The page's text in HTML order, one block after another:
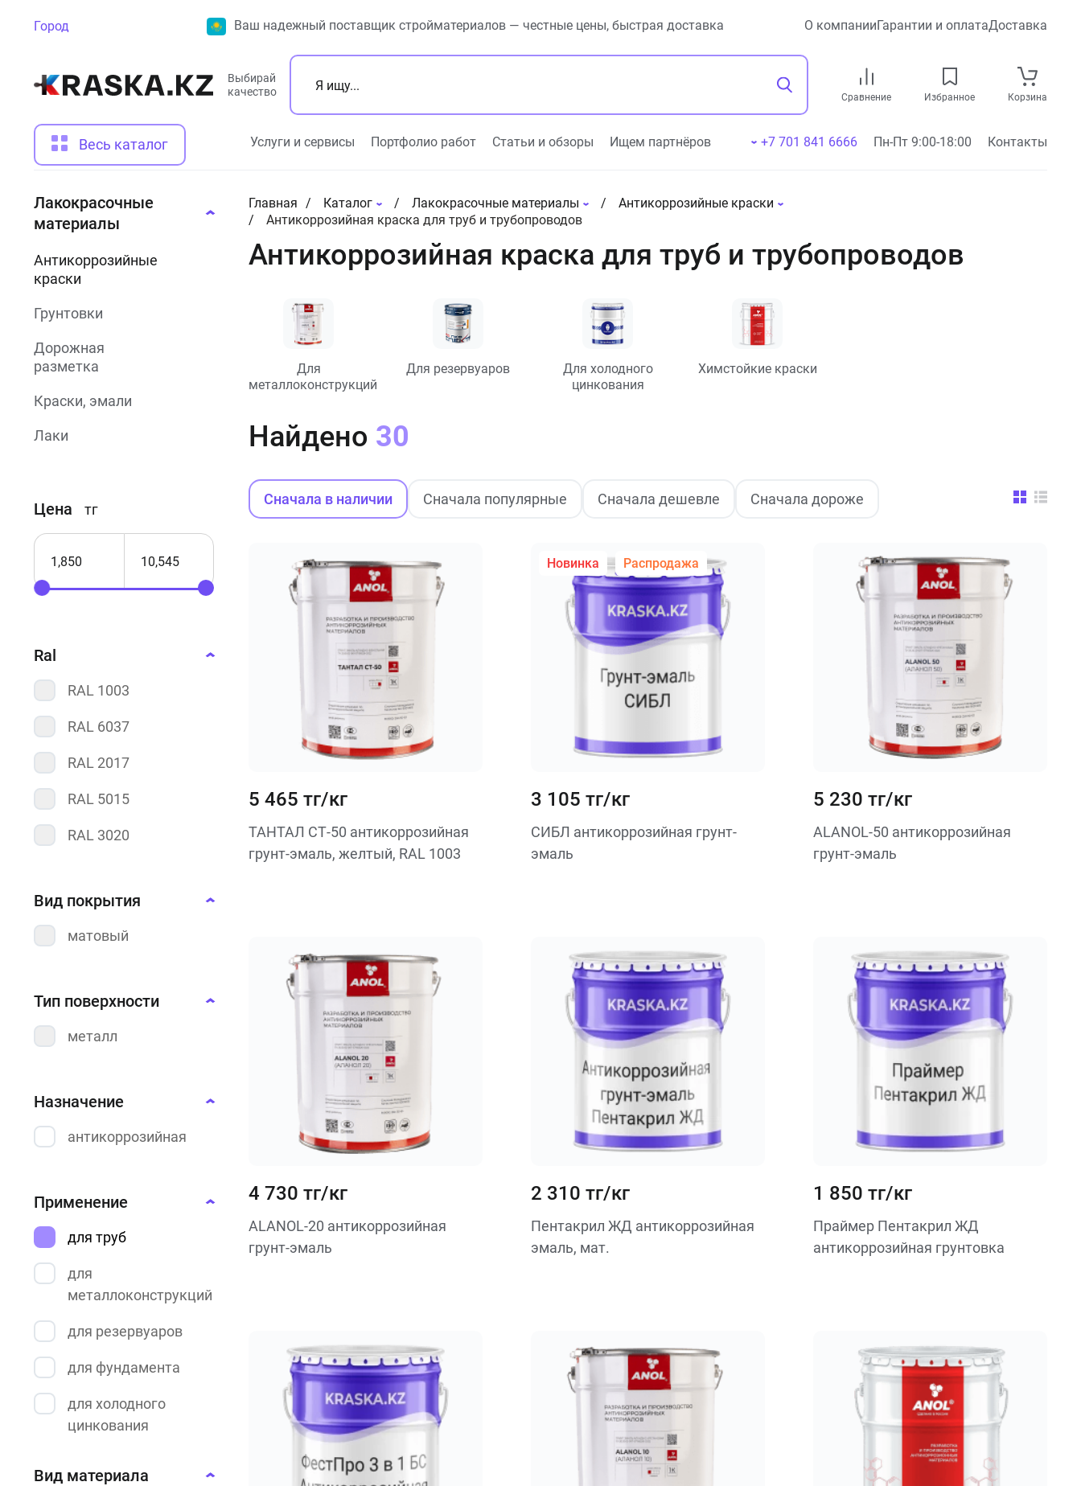
Город Ваш надежный поставщик стройматериалов — честные цены, быстрая доставка О компанииГарантии и оплатаДоставка
Выбирай
качество
Сравнение Избранное Корзина
Весь каталог Услуги и сервисы Портфолио работ Статьи и обзоры Ищем партнёров +7 701 841 6666 Пн-Пт 9:00-18:00 Контакты
Лакокрасочные
материалы
Антикоррозийные
краски
Грунтовки
Дорожная
разметка
Краски, эмали
Лаки
краски
Порошковые
краски
краски
Резиновые
краски
Цена тг
Ral
RAL 1003
RAL 6037
RAL 2017
RAL 5015
RAL 3020
Вид покрытия
матовый
Тип поверхности
металл
Назначение
антикоррозийная
Применение
для труб
для
металлоконструкций
для резервуаров
для фундамента
для холодного
цинкования
Вид материала
Главная Каталог Лакокрасочные материалы
Антикоррозийные краски
Антикоррозийная краска для труб и трубопроводов
Антикоррозийная краска для труб и трубопроводов
Для
металлоконструкций
Для резервуаров
Для холодного
цинкования
Химстойкие краски
Сначала в наличии Сначала популярные Сначала дешевле Сначала дороже
Найдено 30
5 465 тг/кг
ТАНТАЛ СТ‐50 антикоррозийная
грунт-эмаль, желтый, RAL 1003
Новинка Распродажа
3 105 тг/кг
СИБЛ антикоррозийная грунт-
эмаль
5 230 тг/кг
ALANOL-50 антикоррозийная
грунт-эмаль
4 730 тг/кг
ALANOL-20 антикоррозийная
грунт-эмаль
2 310 тг/кг
Пентакрил ЖД антикоррозийная
эмаль, мат.
1 850 тг/кг
Праймер Пентакрил ЖД
антикоррозийная грунтовка